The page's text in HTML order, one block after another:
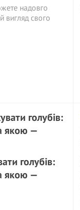
надовго
вигляд свого
голубів:
якою —